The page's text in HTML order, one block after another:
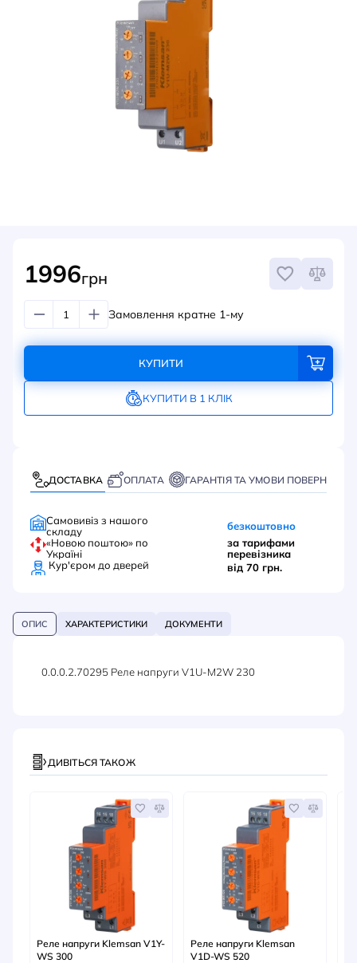
СИСТЕМИ ШИНОПРОВОДІВ ТА СТРУМОПРОВОДІВ
1996грн
Замовлення кратне 1-му
КУПИТИ
КУПИТИ В 1 КЛІК
ДОСТАВКА ОПЛАТА ГАРАНТІЯ ТА УМОВИ ПОВЕРНЕННЯ
Самовивіз з нашого
складу
безкоштовно
«Новою поштою» по
Україні
за тарифами
перевізника
Кур'єром до дверей від 70 грн.
ОПИС ХАРАКТЕРИСТИКИ ДОКУМЕНТИ
0.0.0.2.70295 Реле напруги V1U-M2W 230
ДИВІТЬСЯ ТАКОЖ
Реле напруги Klemsan V1Y-
WS 300
Реле напруги Klemsan
V1D-WS 520